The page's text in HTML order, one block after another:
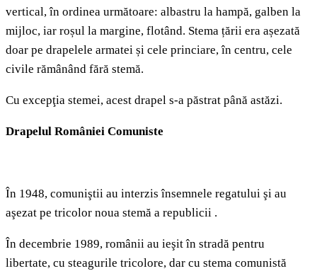
vertical, în ordinea următoare: albastru la hampă, galben la
mijloc, iar roșul la margine, flotând. Stema țării era așezată
doar pe drapelele armatei și cele princiare, în centru, cele
civile rămânând fără stemă.
Cu excepţia stemei, acest drapel s-a păstrat până astăzi.
Drapelul României Comuniste
În 1948, comuniştii au interzis însemnele regatului şi au
aşezat pe tricolor noua stemă a republicii .
În decembrie 1989, românii au ieşit în stradă pentru
libertate, cu steagurile tricolore, dar cu stema comunistă